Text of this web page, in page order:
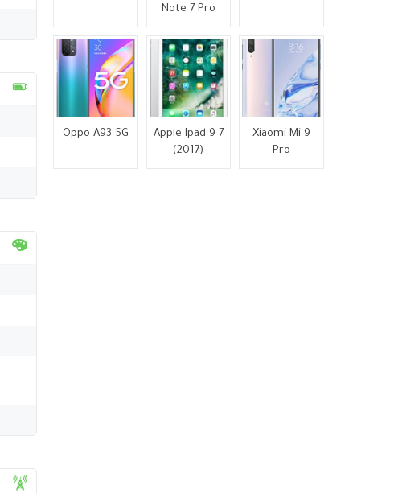
Note 7 Pro
Oppo A93 5G
Apple Ipad 9 7
(2017)
Xiaomi Mi 9
Pro